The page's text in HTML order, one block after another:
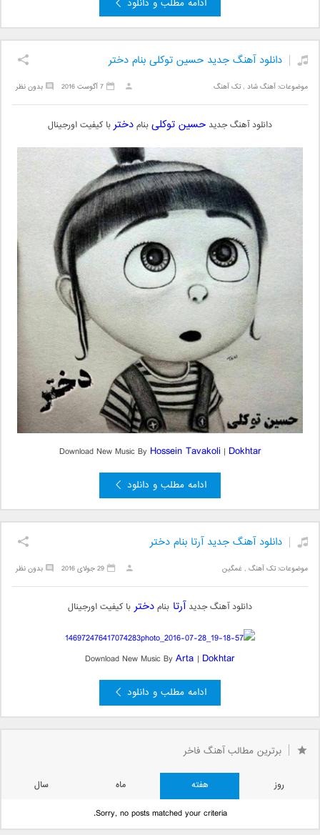
ادامه مطلب و دانلود
دانلود آهنگ جدید حسین توکلی بنام دختر
موضوعات:آهنگ شاد ,تک آهنگ بدون نظر 7 آگوست 2016
دانلود آهنگ جدید حسین توکلیبنامدختربا کیفیت اورجینال
Download New Music By Hossein Tavakoli | Dokhtar
ادامه مطلب و دانلود
دانلود آهنگ جدید آرتا بنام دختر
موضوعات:تک آهنگ ,غمگین بدون نظر 29 جولای 2016
دانلود آهنگ جدید آرتا بنامدختربا کیفیت اورجینال
Download New Music ByArta | Dokhtar
ادامه مطلب و دانلود
برترین مطالب آهنگ فاخر
روز هفته ماه
سال
Sorry, no posts matched your criteria.